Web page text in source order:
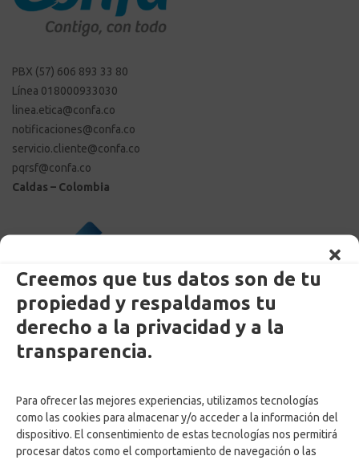
Creemos que tus datos son de tu
propiedad y respaldamos tu
derecho a la privacidad y a la
transparencia.
Para ofrecer las mejores experiencias, utilizamos tecnologías
como las cookies para almacenar y/o acceder a la información del
dispositivo. El consentimiento de estas tecnologías nos permitirá
procesar datos como el comportamiento de navegación o las
PBX (57) 606 893 33 80
Línea 018000933030
linea.etica@confa.co
notificaciones@confa.co
servicio.cliente@confa.co
pqrsf@confa.co
Caldas – Colombia
Enlaces Externos Personas
PQRSF: tu opinión es importante
Asopagos
Trabaja con nosotros
Agencia de Gestión y Colocación de Empleo